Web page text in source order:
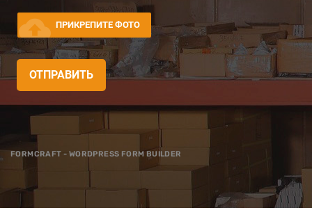
cloud_upload ПРИКРЕПИТЕ ФОТО
ОТПРАВИТЬ
FORMCRAFT - WORDPRESS FORM BUILDER